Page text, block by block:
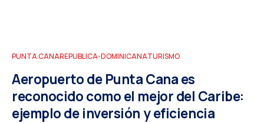
PUNTA CANAREPUBLICA-DOMINICANATURISMO
Aeropuerto de Punta Cana es
reconocido como el mejor del Caribe:
ejemplo de inversión y eficiencia